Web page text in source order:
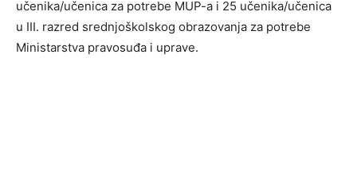
učenika/učenica za potrebe MUP-a i 25 učenika/učenica
u III. razred srednjoškolskog obrazovanja za potrebe
Ministarstva pravosuđa i uprave.